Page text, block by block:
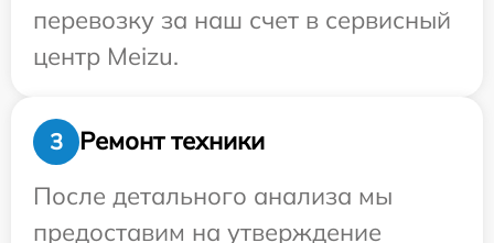
перевозку за наш счет в сервисный
центр Meizu.
3
Ремонт техники
После детального анализа мы
предоставим на утверждение